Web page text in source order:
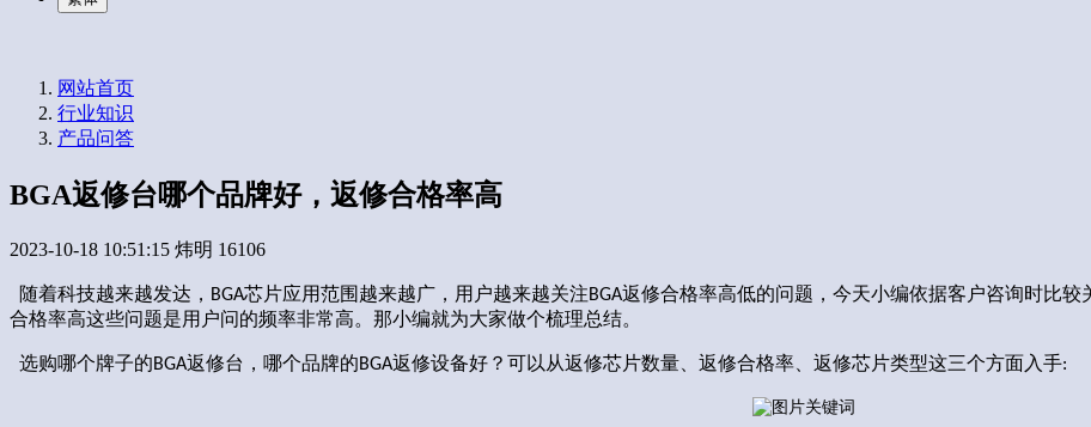
网站首页
行业知识
产品问答
BGA返修台哪个品牌好，返修合格率高
2023-10-18 10:51:15 炜明 16106
随着科技越来越发达， BGA芯片应用范围越来越广，用户越来越关注BGA返修合格率高低的问题 ，今天小编依据客户咨询时比较
合格率高这些问题是用户问的频率非常高。那小编就为大家做个梳理总结。
选购哪个牌子的BGA返修台，哪个品牌的BGA返修设备好 ？ 可以从返修芯片数量、返修合格率、 返修芯片类型这三个方面入手: